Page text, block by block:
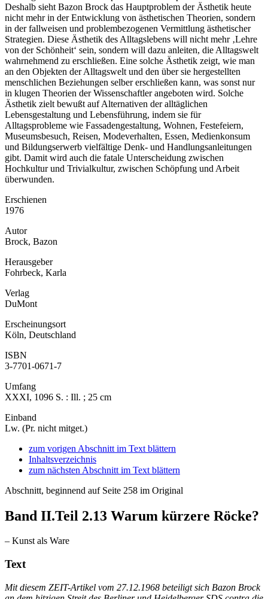
Deshalb sieht Bazon Brock das Hauptproblem der Ästhetik heute
nicht mehr in der Entwicklung von ästhetischen Theorien, sondern
in der fallweisen und problembezogenen Vermittlung ästhetischer
Strategien. Diese Ästhetik des Alltagslebens will nicht mehr ‚Lehre
von der Schönheit‘ sein, sondern will dazu anleiten, die Alltagswelt
wahrnehmend zu erschließen. Eine solche Ästhetik zeigt, wie man
an den Objekten der Alltagswelt und den über sie hergestellten
menschlichen Beziehungen selber erschließen kann, was sonst nur
in klugen Theorien der Wissenschaftler angeboten wird. Solche
Ästhetik zielt bewußt auf Alternativen der alltäglichen
Lebensgestaltung und Lebensführung, indem sie für
Alltagsprobleme wie Fassadengestaltung, Wohnen, Festefeiern,
Museumsbesuch, Reisen, Modeverhalten, Essen, Medienkonsum
und Bildungserwerb vielfältige Denk- und Handlungsanleitungen
gibt. Damit wird auch die fatale Unterscheidung zwischen
Hochkultur und Trivialkultur, zwischen Schöpfung und Arbeit
überwunden.
Erschienen
1976
Autor
Brock, Bazon
Herausgeber
Fohrbeck, Karla
Verlag
DuMont
Erscheinungsort
Köln, Deutschland
ISBN
3-7701-0671-7
Umfang
XXXI, 1096 S. : Ill. ; 25 cm
Einband
Lw. (Pr. nicht mitget.)
zum vorigen Abschnitt im Text blättern
Inhaltsverzeichnis
zum nächsten Abschnitt im Text blättern
Abschnitt, beginnend auf Seite 258 im Original
Band II.Teil 2.13 Warum kürzere Röcke?
– Kunst als Ware
Text
Mit diesem ZEIT-Artikel vom 27.12.1968 beteiligt sich Bazon Brock